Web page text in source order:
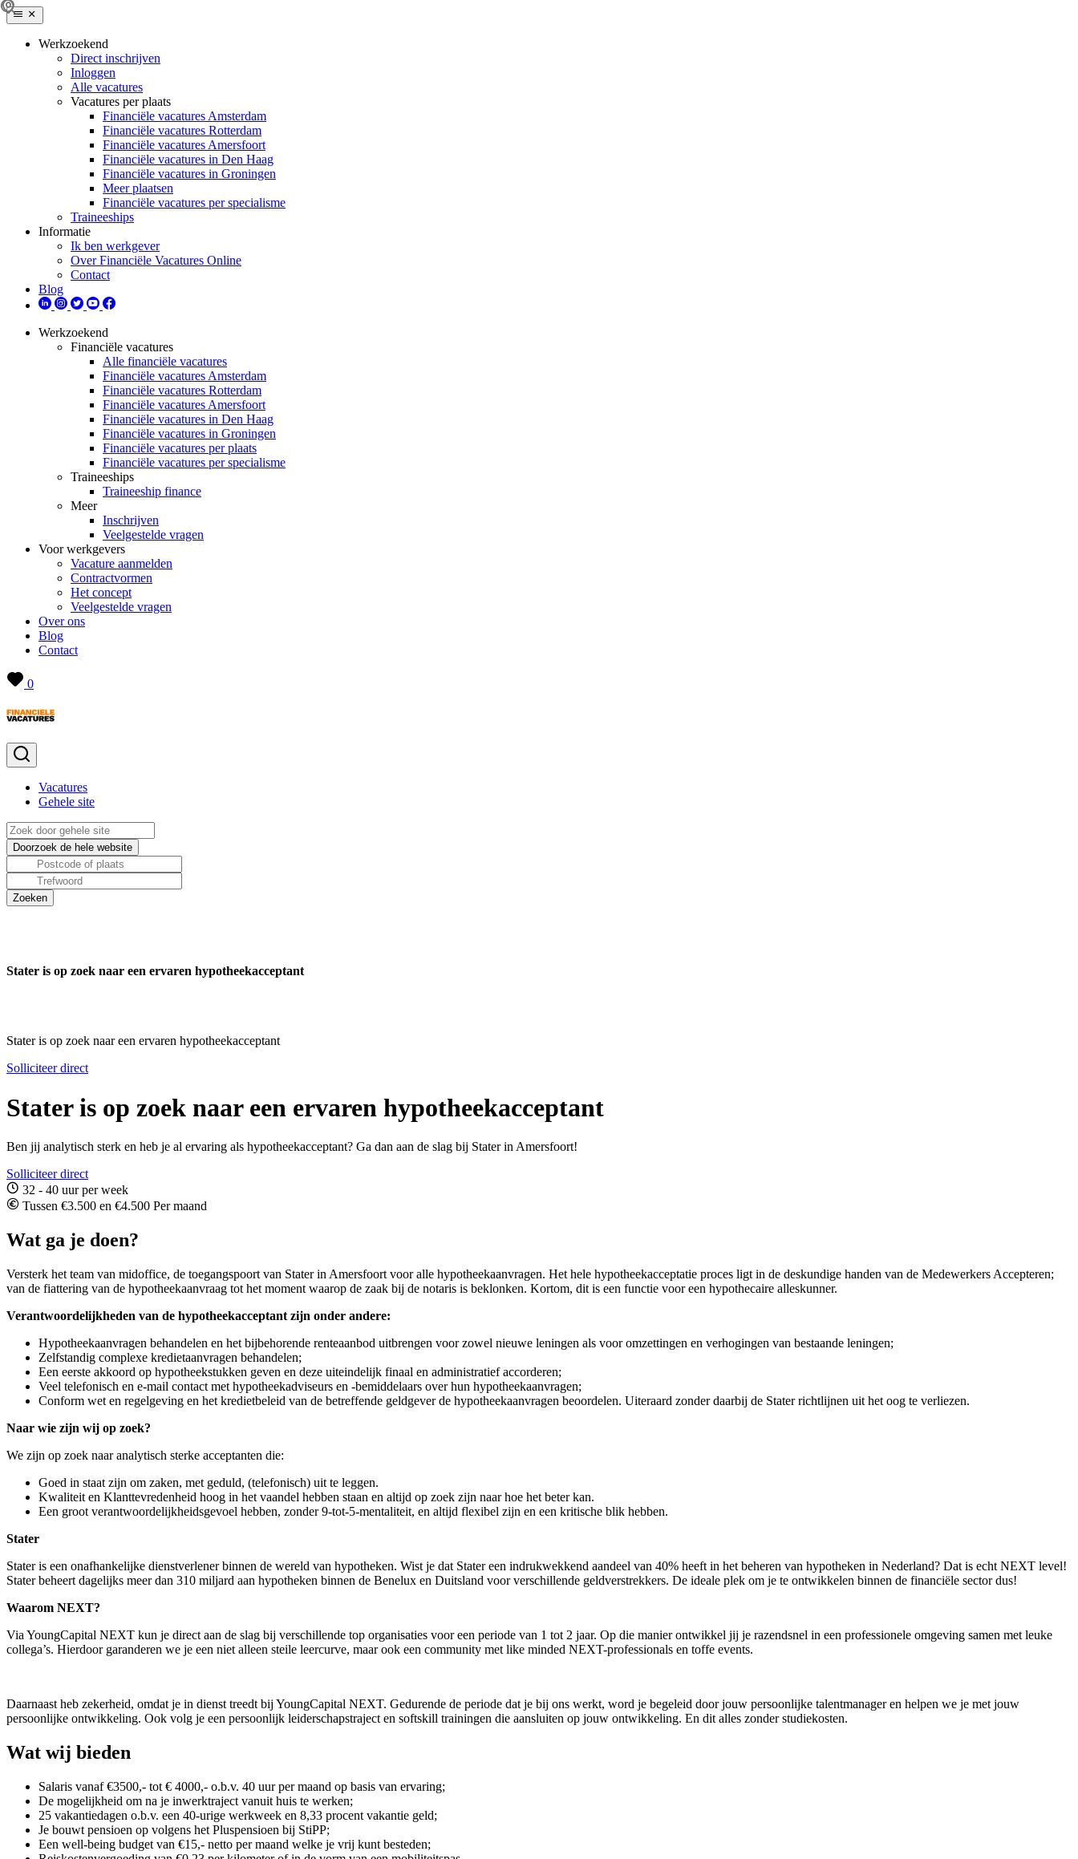
Werkzoekend
Direct inschrijven
Inloggen
Alle vacatures
Vacatures per plaats
Financiële vacatures Amsterdam
Financiële vacatures Rotterdam
Financiële vacatures Amersfoort
Financiële vacatures in Den Haag
Financiële vacatures in Groningen
Meer plaatsen
Financiële vacatures per specialisme
Traineeships
Informatie
Ik ben werkgever
Over Financiële Vacatures Online
Contact
Blog
Werkzoekend
Financiële vacatures
Alle financiële vacatures
Financiële vacatures Amsterdam
Financiële vacatures Rotterdam
Financiële vacatures Amersfoort
Financiële vacatures in Den Haag
Financiële vacatures in Groningen
Financiële vacatures per plaats
Financiële vacatures per specialisme
Traineeships
Traineeship finance
Meer
Inschrijven
Veelgestelde vragen
Voor werkgevers
Vacature aanmelden
Contractvormen
Het concept
Veelgestelde vragen
Over ons
Blog
Contact
0
Vacatures
Gehele site
Stater is op zoek naar een ervaren hypotheekacceptant
Stater is op zoek naar een ervaren hypotheekacceptant
Solliciteer direct
Stater is op zoek naar een ervaren hypotheekacceptant
Ben jij analytisch sterk en heb je al ervaring als hypotheekacceptant? Ga dan aan de slag bij Stater in Amersfoort!
Solliciteer direct
32 - 40 uur per week
Tussen €3.500 en €4.500 Per maand
Wat ga je doen?
Versterk het team van midoffice, de toegangspoort van Stater in Amersfoort voor alle hypotheekaanvragen. Het hele hypotheekacceptatie proces ligt in de deskundige handen van de Medewerkers Accepteren;
van de fiattering van de hypotheekaanvraag tot het moment waarop de zaak bij de notaris is beklonken. Kortom, dit is een functie voor een hypothecaire alleskunner.
Verantwoordelijkheden van de hypotheekacceptant zijn onder andere:
Hypotheekaanvragen behandelen en het bijbehorende renteaanbod uitbrengen voor zowel nieuwe leningen als voor omzettingen en verhogingen van bestaande leningen;
Zelfstandig complexe kredietaanvragen behandelen;
Een eerste akkoord op hypotheekstukken geven en deze uiteindelijk finaal en administratief accorderen;
Veel telefonisch en e-mail contact met hypotheekadviseurs en -bemiddelaars over hun hypotheekaanvragen;
Conform wet en regelgeving en het kredietbeleid van de betreffende geldgever de hypotheekaanvragen beoordelen. Uiteraard zonder daarbij de Stater richtlijnen uit het oog te verliezen.
Naar wie zijn wij op zoek?
We zijn op zoek naar analytisch sterke acceptanten die:
Goed in staat zijn om zaken, met geduld, (telefonisch) uit te leggen.
Kwaliteit en Klanttevredenheid hoog in het vaandel hebben staan en altijd op zoek zijn naar hoe het beter kan.
Een groot verantwoordelijkheidsgevoel hebben, zonder 9-tot-5-mentaliteit, en altijd flexibel zijn en een kritische blik hebben.
Stater
Stater is een onafhankelijke dienstverlener binnen de wereld van hypotheken. Wist je dat Stater een indrukwekkend aandeel van 40% heeft in het beheren van hypotheken in Nederland? Dat is echt NEXT level!
Stater beheert dagelijks meer dan 310 miljard aan hypotheken binnen de Benelux en Duitsland voor verschillende geldverstrekkers. De ideale plek om je te ontwikkelen binnen de financiële sector dus!
Waarom NEXT?
Via YoungCapital NEXT kun je direct aan de slag bij verschillende top organisaties voor een periode van 1 tot 2 jaar. Op die manier ontwikkel jij je razendsnel in een professionele omgeving samen met leuke
collega’s. Hierdoor garanderen we je een niet alleen steile leercurve, maar ook een community met like minded NEXT-professionals en toffe events.
Daarnaast heb zekerheid, omdat je in dienst treedt bij YoungCapital NEXT. Gedurende de periode dat je bij ons werkt, word je begeleid door jouw persoonlijke talentmanager en helpen we je met jouw
persoonlijke ontwikkeling. Ook volg je een persoonlijk leiderschapstraject en softskill trainingen die aansluiten op jouw ontwikkeling. En dit alles zonder studiekosten.
Wat wij bieden
Salaris vanaf €3500,- tot € 4000,- o.b.v. 40 uur per maand op basis van ervaring;
De mogelijkheid om na je inwerktraject vanuit huis te werken;
25 vakantiedagen o.b.v. een 40-urige werkweek en 8,33 procent vakantie geld;
Je bouwt pensioen op volgens het Pluspensioen bij StiPP;
Een well-being budget van €15,- netto per maand welke je vrij kunt besteden;